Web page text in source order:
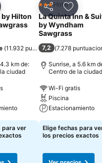
a favoritos
by Hilton
(11.932 puntuaciones)
km de:
ciudad
para ver
CompartirAgregar
3 Estrellas
Hotel
La Quinta Inn &
by Wyndham
Sawgrass
7,2 (7.278
Sunrise, a 5.6 km
Centro de la ciudad
Wi-Fi gratis
Piscina
Estacionamiento
Elige fechas para
los precios exactos